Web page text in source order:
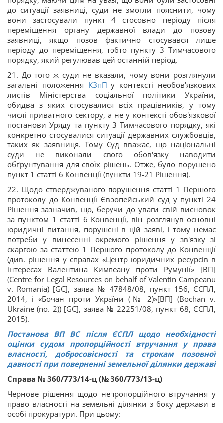
до ситуації заявниці, суди не змогли пояснити, чому
вони застосували пункт 4 стосовно періоду після
переміщення органу державної влади до позову
заявниці, якщо позов фактично стосувався лише
періоду до переміщення, тобто пункту 3 Тимчасового
порядку, який регулював цей останній період.
21. До того ж суди не вказали, чому вони розглянули
загальні положення КЗпП у контексті необов'язкових
листів Міністерства соціальної політики України,
обидва з яких стосувалися всіх працівників, у тому
числі приватного сектору, а не у контексті обов'язкової
постанови Уряду та пункту 3 Тимчасового порядку, які
конкретно стосувалися ситуації державних службовців,
таких як заявниця. Тому Суд вважає, що національні
суди не виконали свого обов'язку наводити
обґрунтування для своїх рішень. Отже, було порушено
пункт 1 статті 6 Конвенції (пункти 19-21 Рішення).
22. Щодо стверджуваного порушення статті 1 Першого
протоколу до Конвенції Європейський суд у пункті 24
Рішення зазначив, що, беручи до уваги свій висновок
за пунктом 1 статті 6 Конвенції, він розглянув основні
юридичні питання, порушені в цій заяві, і тому немає
потреби у винесенні окремого рішення у зв'язку зі
скаргою за статтею 1 Першого протоколу до Конвенції
(див. рішення у справах «Центр юридичних ресурсів в
інтересах Валентина Кимпеану проти Румунії» [ВП]
(Centre for Legal Resources on behalf of Valentin Campeanu
v. Romania) [GC], заява № 47848/08, пункт 156, ЄСПЛ,
2014, і «Бочан проти України (№ 2)»[ВП] (Bochan v.
Ukraine (no. 2)) [GC], заява № 22251/08, пункт 68, ЄСПЛ,
2015).
Постанова ВП ВС після ЄСПЛ щодо необхідності
оцінки судом пропорційності втручання у права
власності, добросовісності та строкам позовної
давності при поверненні земельної ділянки державі
Справа № 360/773/14-ц (№ 360/773/13-ц)
Чернове рішення щодо непропорційного втручання у
право власності на земельні ділянки з боку держави в
особі прокуратури. При цьому: